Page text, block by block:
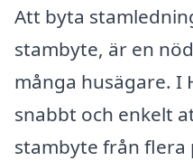
Att byta
stambyte, är en
många husägare. I
snabbt och enkelt
stambyte från flera